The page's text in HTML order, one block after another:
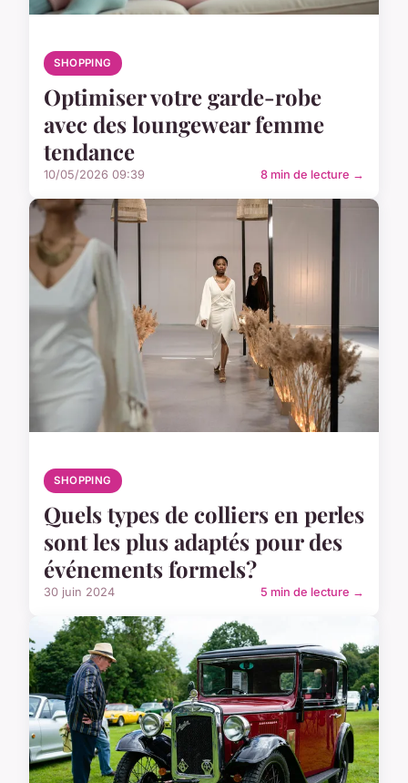
SHOPPING
Optimiser votre garde-robe
avec des loungewear femme
tendance
10/05/2026 09:39 8 min de lecture →
SHOPPING
Quels types de colliers en perles
sont les plus adaptés pour des
événements formels?
30 juin 2024 5 min de lecture →